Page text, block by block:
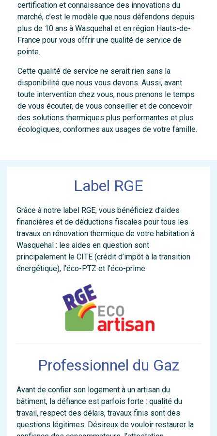
certification et connaissance des innovations du
marché, c’est le modèle que nous défendons depuis
plus de 10 ans à Wasquehal et en région Hauts-de-
France pour vous offrir une qualité de service de
pointe.
Cette qualité de service ne serait rien sans la
disponibilité que nous vous devons. Aussi, avant
toute intervention chez vous, nous prenons le temps
de vous écouter, de vous conseiller et de concevoir
des solutions thermiques plus performantes et plus
écologiques, conformes aux usages de votre famille.
Label RGE
Grâce à notre label RGE, vous bénéficiez d’aides
financières et de déductions fiscales pour tous les
travaux en rénovation thermique de votre habitation à
Wasquehal : les aides en question sont
principalement le CITE (crédit d’impôt à la transition
énergétique), l’éco-PTZ et l’éco-prime.
Professionnel du Gaz
Avant de confier son logement à un artisan du
bâtiment, la défiance est parfois forte : qualité du
travail, respect des délais, travaux finis sont des
questions légitimes. Désireux de vouloir restaurer la